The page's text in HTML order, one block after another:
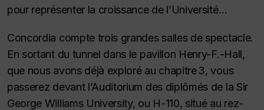
pour représenter la croissance de l’Université…
Concordia compte trois grandes salles de spectacle.
En sortant du tunnel dans le pavillon Henry-F.-Hall,
que nous avons déjà exploré au chapitre 3, vous
passerez devant l’Auditorium des diplômés de la Sir
George Williams University, ou H-110, situé au rez-